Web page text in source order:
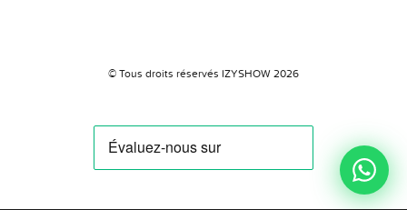
© Tous droits réservés IZYSHOW 2026